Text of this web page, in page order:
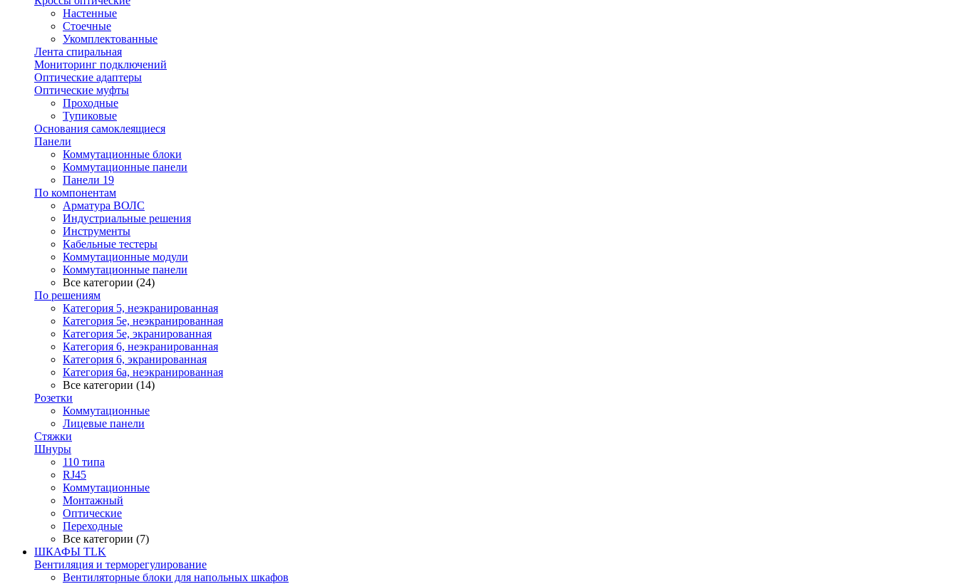
Настенные
Стоечные
Укомплектованные
Лента спиральная
Мониторинг подключений
Оптические адаптеры
Оптические муфты
Проходные
Тупиковые
Основания самоклеящиеся
Панели
Коммутационные блоки
Коммутационные панели
Панели 19
По компонентам
Арматура ВОЛС
Индустриальные решения
Инструменты
Кабельные тестеры
Коммутационные модули
Коммутационные панели
Все категории (24)
По решениям
Категория 5, неэкранированная
Категория 5е, неэкранированная
Категория 5е, экранированная
Категория 6, неэкранированная
Категория 6, экранированная
Категория 6а, неэкранированная
Все категории (14)
Розетки
Коммутационные
Лицевые панели
Стяжки
Шнуры
110 типа
RJ45
Коммутационные
Монтажный
Оптические
Переходные
Все категории (7)
ШКАФЫ TLK
Вентиляция и терморегулирование
Вентиляторные блоки для напольных шкафов